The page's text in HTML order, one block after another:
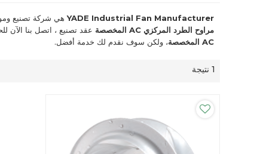
YADE Industrial Fan Manufacturerهي شركة تصنيع
مراوح الطرد المركزي AC المخصصة
عقد تصنيع ، اتصل بنا
AC المخصصة
، ولكن سوف نقدم لك خدمة أفضل.
1 نتيجة